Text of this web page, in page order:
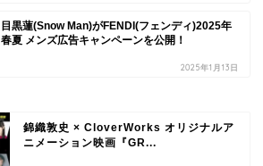
目黒蓮(Snow Man)がFENDI(フェンディ)2025年
春夏 メンズ広告キャンペーンを公開！
2025年1月13日
錦織敦史 × CloverWorks オリジナルア
ニメーション映画『GR...